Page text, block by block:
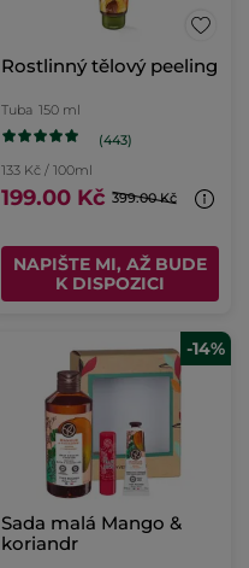
Rostlinný tělový peeling
Tuba 150 ml
(443)
133 Kč / 100ml
199.00 Kč 399.00 Kč
NAPIŠTE MI, AŽ BUDE
K DISPOZICI
-14%
Sada malá Mango &
koriandr